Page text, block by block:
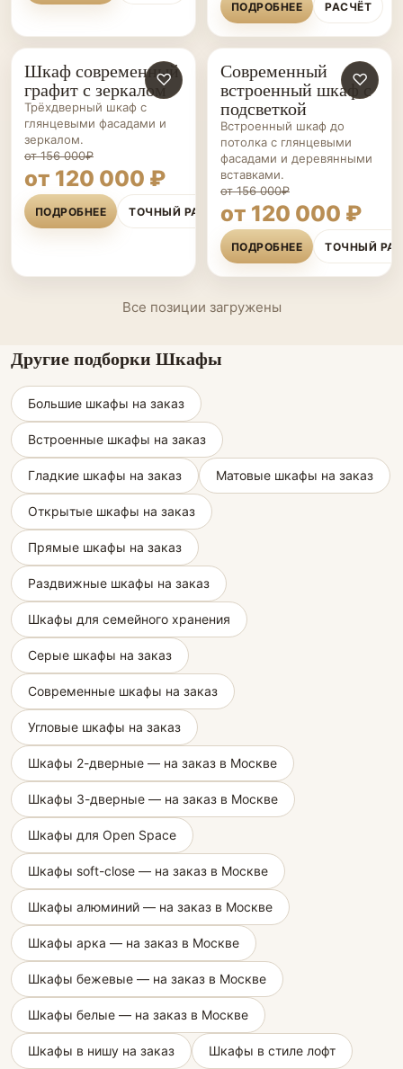
ПОДРОБНЕЕ РАСЧЁТ
ШКАФЫ НА ЗАКАЗ ♡
Шкаф современный
графит с зеркалом
Трёхдверный шкаф с
глянцевыми фасадами и
зеркалом.
от 156 000₽
от 120 000 ₽
ПОДРОБНЕЕ ТОЧНЫЙ РАСЧЁТ
ШКАФЫ НА ЗАКАЗ ♡
Современный
встроенный шкаф с
подсветкой
Встроенный шкаф до
потолка с глянцевыми
фасадами и деревянными
вставками.
от 156 000₽
от 120 000 ₽
ПОДРОБНЕЕ ТОЧНЫЙ
Все позиции загружены
Другие подборки Шкафы
Большие шкафы на заказ
Встроенные шкафы на заказ
Гладкие шкафы на заказ Матовые шкафы на заказ
Открытые шкафы на заказ
Прямые шкафы на заказ
Раздвижные шкафы на заказ
Шкафы для семейного хранения
Серые шкафы на заказ
Современные шкафы на заказ
Угловые шкафы на заказ
Шкафы 2-дверные — на заказ в Москве
Шкафы 3-дверные — на заказ в Москве
Шкафы для Open Space
Шкафы soft-close — на заказ в Москве
Шкафы алюминий — на заказ в Москве
Шкафы арка — на заказ в Москве
Шкафы бежевые — на заказ в Москве
Шкафы белые — на заказ в Москве
Шкафы в нишу на заказ Шкафы в стиле лофт